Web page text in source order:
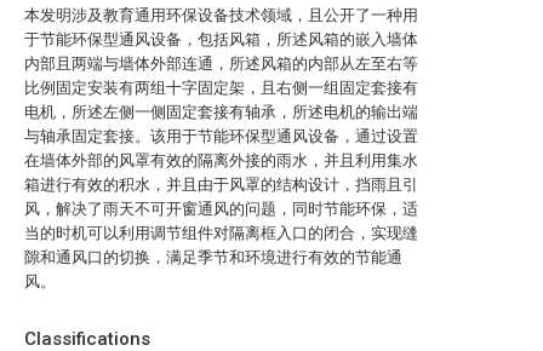
本发明涉及教育通用环保设备技术领域，且公开了一种用
于节能环保型通风设备，包括风箱，所述风箱的嵌入墙体
内部且两端与墙体外部连通，所述风箱的内部从左至右等
比例固定安装有两组十字固定架，且右侧一组固定套接有
电机，所述左侧一侧固定套接有轴承，所述电机的输出端
与轴承固定套接。该用于节能环保型通风设备，通过设置
在墙体外部的风罩有效的隔离外接的雨水，并且利用集水
箱进行有效的积水，并且由于风罩的结构设计，挡雨且引
风，解决了雨天不可开窗通风的问题，同时节能环保，适
当的时机可以利用调节组件对隔离框入口的闭合，实现缝
隙和通风口的切换，满足季节和环境进行有效的节能通
风。
Classifications